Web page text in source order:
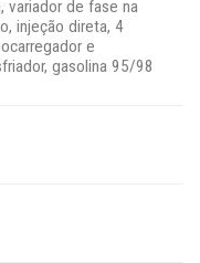
variador de fase na
injeção direta, 4
e
gasolina 95/98